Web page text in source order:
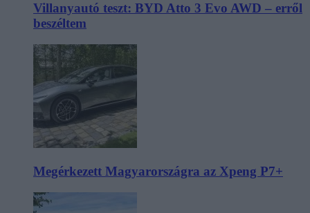
Villanyautó teszt: BYD Atto 3 Evo AWD – erről
beszéltem
Megérkezett Magyarországra az Xpeng P7+